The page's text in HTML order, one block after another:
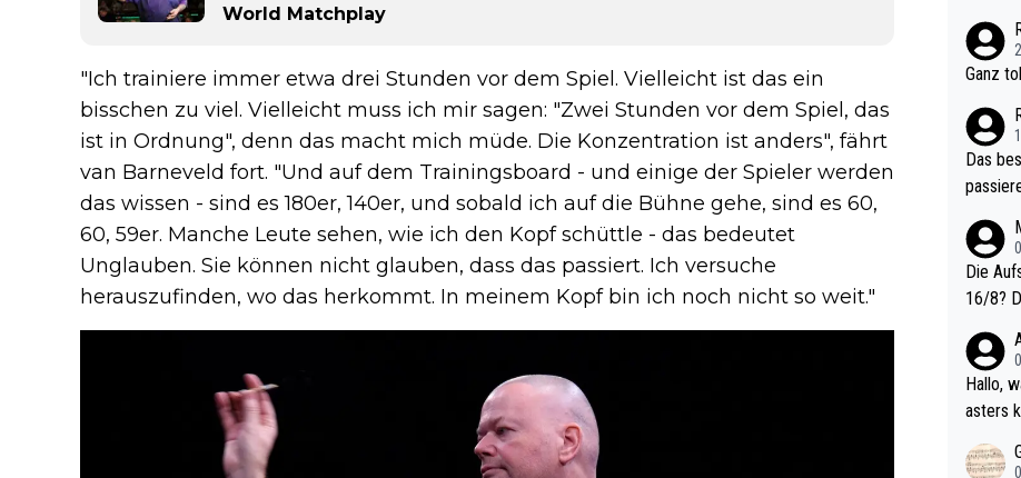
World Matchplay
"Ich trainiere immer etwa drei Stunden vor dem Spiel. Vielleicht ist das ein
bisschen zu viel. Vielleicht muss ich mir sagen: "Zwei Stunden vor dem Spiel, das
ist in Ordnung", denn das macht mich müde. Die Konzentration ist anders", fährt
van Barneveld fort. "Und auf dem Trainingsboard - und einige der Spieler werden
das wissen - sind es 180er, 140er, und sobald ich auf die Bühne gehe, sind es 60,
60, 59er. Manche Leute sehen, wie ich den Kopf schüttle - das bedeutet
Unglauben. Sie können nicht glauben, dass das passiert. Ich versuche
herauszufinden, wo das herkommt. In meinem Kopf bin ich noch nicht so weit."
e mal 40+ erst recht.
och krasser wie ein Pokalspiel eines
Ganz
Das
Die
16/8? Die Jugendspiele waren letztes Jahr durchaus sehr kur
l. Allerdings ist Mitchell Lawrie als Nummer 1 der Welt eh quali
fiziert.
eisters erstmal
d wohl
Hallo, warum gibt es keinen Hinweis, dass die Nordic Darts M
asters